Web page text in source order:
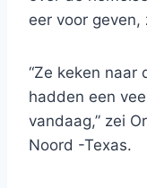
eer voor
“Ze keken naar
hadden een
vandaag,” zei
Noord -Texas.